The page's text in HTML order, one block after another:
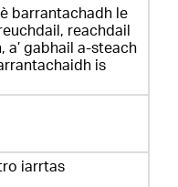
barrantachadh le
reachdail
a’ gabhail a-steach
is
iarrtas